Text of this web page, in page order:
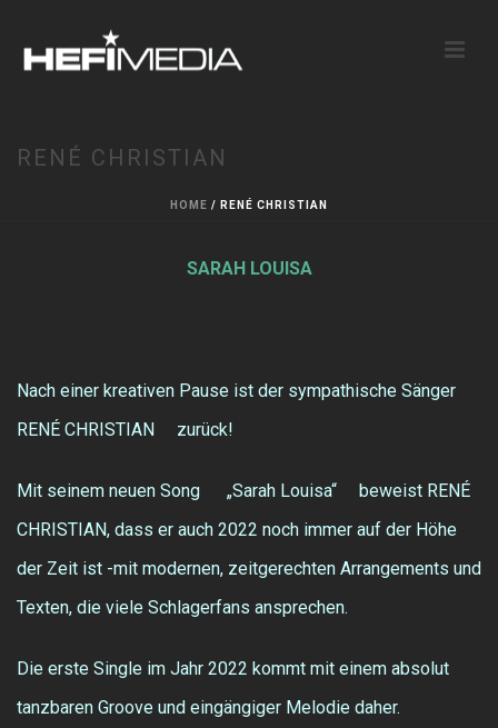
RENÉ CHRISTIAN
HOME / RENÉ CHRISTIAN
SARAH LOUISA
Nach einer kreativen Pause ist der sympathische Sänger
RENÉ CHRISTIAN zurück!
Mit seinem neuen Song „Sarah Louisa“ beweist RENÉ
CHRISTIAN, dass er auch 2022 noch immer auf der Höhe
der Zeit ist -mit modernen, zeitgerechten Arrangements und
Texten, die viele Schlagerfans ansprechen.
Die erste Single im Jahr 2022 kommt mit einem absolut
tanzbaren Groove und eingängiger Melodie daher.